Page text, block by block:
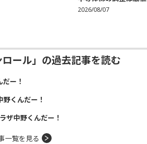
2026/08/07
ール」の過去記事を読む
ー！
くんだー！
ザ中野くんだー！
一覧を見る